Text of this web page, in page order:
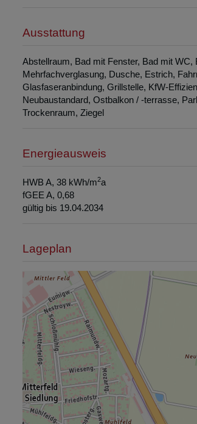
Ausstattung
Abstellraum Bad mit Fenster Bad mit WC
Mehrfachverglasung Dusche Estrich
Glasfaseranbindung Grillstelle KfW-
Neubaustandard Ostbalkon / -terrasse
Trockenraum Ziegel
Energieausweis
HWB A, 38 kWh/m2a
fGEE A, 0,68
gültig bis 19.04.2034
Lageplan